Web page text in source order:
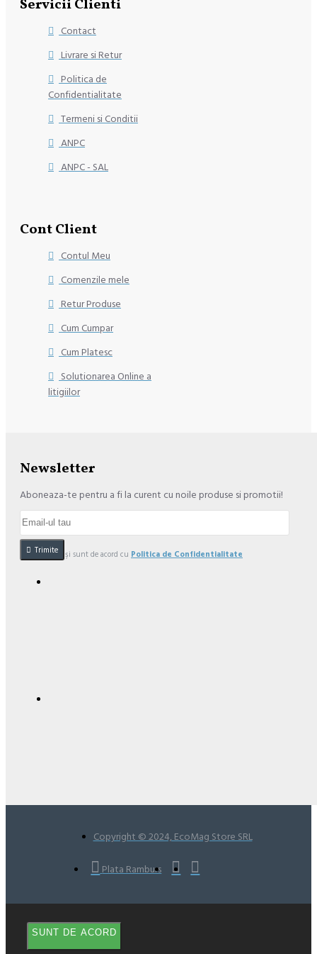
Servicii Clienti
Contact
Livrare si Retur
Politica de
Confidentialitate
Termeni si Conditii
ANPC
ANPC - SAL
Cont Client
Contul Meu
Comenzile mele
Retur Produse
Cum Cumpar
Cum Platesc
Solutionarea Online a
litigiilor
Newsletter
Aboneaza-te pentru a fi la curent cu noile produse si promotii!
Trimite
Am citit şi sunt de acord cu Politica de Confidentialitate
Copyright © 2024, EcoMag Store SRL
Plata Ramburs
SUNT DE ACORD